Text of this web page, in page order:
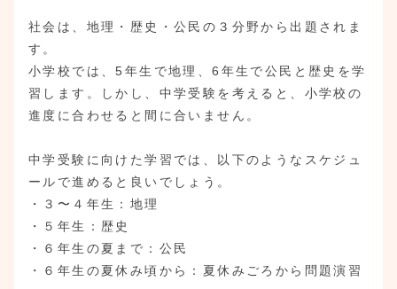
社会は、地理・歴史・公民の３分野から出題されま
す。
小学校では、5年生で地理、6年生で公民と歴史を学
習します。しかし、中学受験を考えると、小学校の
進度に合わせると間に合いません。
中学受験に向けた学習では、以下のようなスケジュ
ールで進めると良いでしょう。
・３〜４年生：地理
・５年生：歴史
・６年生の夏まで：公民
・６年生の夏休み頃から：夏休みごろから問題演習